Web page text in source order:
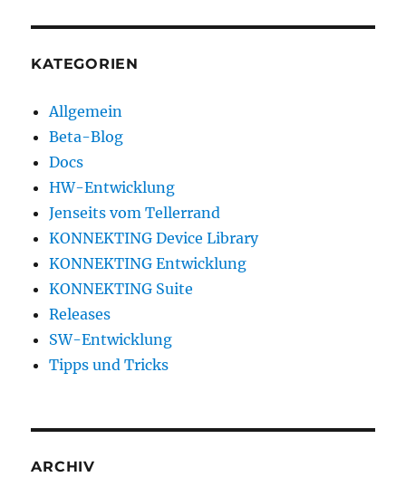
KATEGORIEN
Allgemein
Beta-Blog
Docs
HW-Entwicklung
Jenseits vom Tellerrand
KONNEKTING Device Library
KONNEKTING Entwicklung
KONNEKTING Suite
Releases
SW-Entwicklung
Tipps und Tricks
ARCHIV